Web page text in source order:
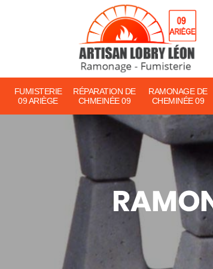
FUMISTERIE
09 ARIÈGE
RÉPARATION DE
CHMEINÉE 09
RAMONAGE DE
CHEMINÉE 09